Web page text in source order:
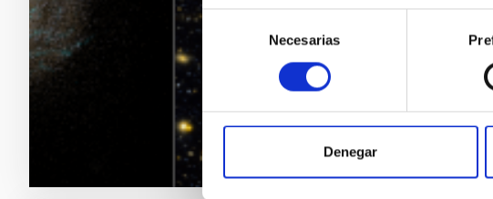
Selección
consentimiento
Necesarias
Denegar
movimiento de las
desafiantes de la
Trujillo, del Instituto
Fecha de